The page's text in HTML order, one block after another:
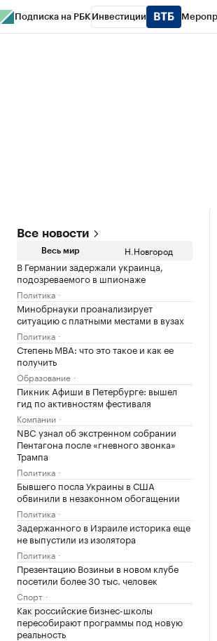
Подписка на РБК Инвестиции
Все новости
Весь мир Н.Новгород
В Германии задержали украинца,
подозреваемого в шпионаже
Политика
Минобрнауки проанализирует
ситуацию с платными местами в вузах
Политика
Степень MBA: что это такое и как ее
получить
Образование
Пикник Афиши в Петербурге: вышел
гид по активностям фестиваля
Компании
NBC узнал об экстренном собрании
Пентагона после «гневного звонка»
Трампа
Политика
Бывшего посла Украины в США
обвинили в незаконном обогащении
Политика
Задержанного в Израиле историка еще
не выпустили из изолятора
Политика
Презентацию Возиньи в новом клубе
посетили более 30 тыс. человек
Спорт
Как российские бизнес-школы
пересобирают программы под новую
реальность